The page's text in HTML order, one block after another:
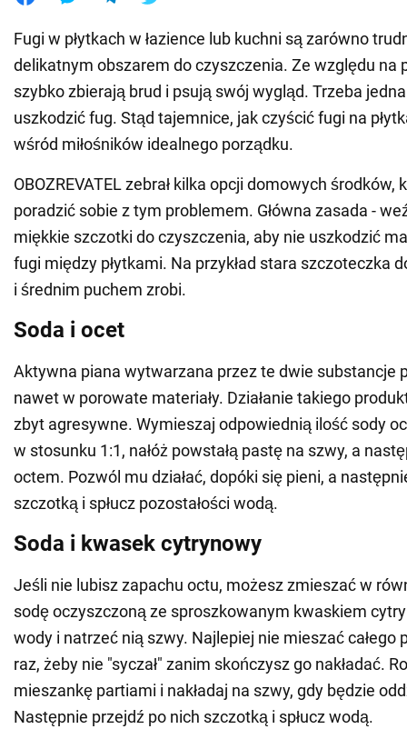
Fugi w płytkach w łazience lub kuchni są zarówno
delikatnym obszarem do czyszczenia. Ze względu na
szybko zbierają brud i psują swój wygląd. Trzeba
uszkodzić fug. Stąd tajemnice, jak czyścić fugi na
wśród miłośników idealnego porządku.
OBOZREVATEL zebrał kilka opcji domowych środków,
poradzić sobie z tym problemem. Główna zasada -
miękkie szczotki do czyszczenia, aby nie uszkodzić
fugi między płytkami. Na przykład stara szczoteczka
i średnim puchem zrobi.
Soda i ocet
Aktywna piana wytwarzana przez te dwie substancje
nawet w porowate materiały. Działanie takiego
zbyt agresywne. Wymieszaj odpowiednią ilość sody
w stosunku 1:1, nałóż powstałą pastę na szwy, a
octem. Pozwól mu działać, dopóki się pieni, a
szczotką i spłucz pozostałości wodą.
Soda i kwasek cytrynowy
Jeśli nie lubisz zapachu octu, możesz zmieszać w
sodę oczyszczoną ze sproszkowanym kwaskiem
wody i natrzeć nią szwy. Najlepiej nie mieszać całego
raz, żeby nie "syczał" zanim skończysz go nakładać.
mieszankę partiami i nakładaj na szwy, gdy będzie
Następnie przejdź po nich szczotką i spłucz wodą.